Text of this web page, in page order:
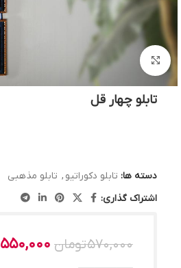
بزرگنمایی تصویر
تابلو چهار قل
دسته ها: تابلو دکوراتیو , تابلو مذهبی
اشتراک گذاری:
570,000تومان 550,000